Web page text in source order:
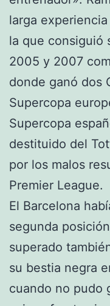
larga
la que consiguió
2005 y 2007
donde ganó dos
Supercopa
Supercopa
destituido del
por los malos
Premier League.
El Barcelona
segunda
superado
su bestia negra
cuando no pudo